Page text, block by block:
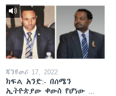
ጃንዩወሪ 17, 2022
ክፍል አንድ:- በሰሜን
ኢትዮጵያው ቀውስ የሆነው ...